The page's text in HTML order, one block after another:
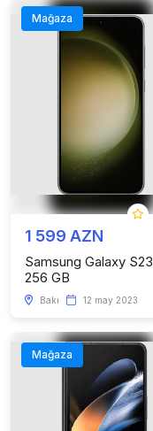
Mağaza
1 599 AZN
Samsung Galaxy S23
256 GB
Bakı 12 may 2023
Mağaza